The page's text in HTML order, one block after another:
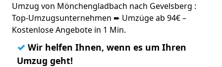
Umzug von Mönchengladbach nach Gevelsberg :
Top-Umzugsunternehmen ➨ Umzüge ab 94€ –
Kostenlose Angebote in 1 Min.
✓ Wir helfen Ihnen, wenn es um Ihren
Umzug geht!